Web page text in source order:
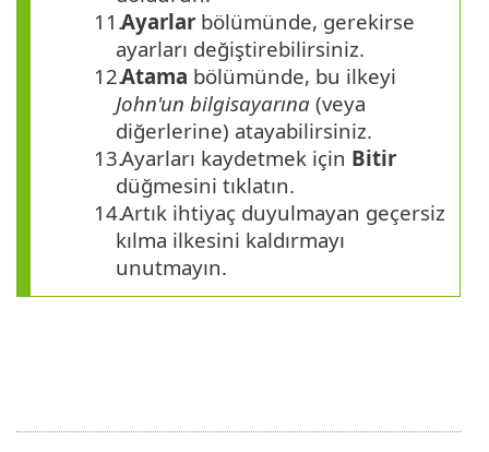
11.Ayarlar bölümünde, gerekirse
ayarları değiştirebilirsiniz.
12.Atama bölümünde, bu ilkeyi
John'un bilgisayarına (veya
diğerlerine) atayabilirsiniz.
13.Ayarları kaydetmek için Bitir
düğmesini tıklatın.
14.Artık ihtiyaç duyulmayan geçersiz
kılma ilkesini kaldırmayı
unutmayın.